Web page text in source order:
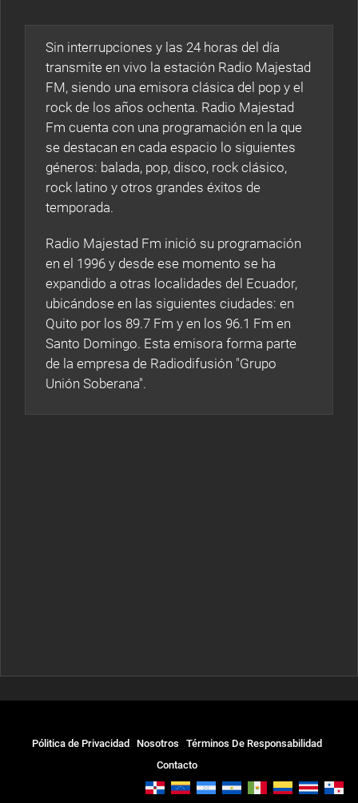
Sin interrupciones y las 24 horas del día
transmite en vivo la estación Radio Majestad
FM, siendo una emisora clásica del pop y el
rock de los años ochenta. Radio Majestad
Fm cuenta con una programación en la que
se destacan en cada espacio lo siguientes
géneros: balada, pop, disco, rock clásico,
rock latino y otros grandes éxitos de
temporada.
Radio Majestad Fm inició su programación
en el 1996 y desde ese momento se ha
expandido a otras localidades del Ecuador,
ubicándose en las siguientes ciudades: en
Quito por los 89.7 Fm y en los 96.1 Fm en
Santo Domingo. Esta emisora forma parte
de la empresa de Radiodifusión "Grupo
Unión Soberana".
Pólitica de Privacidad Nosotros
Términos De Responsabilidad
Contacto